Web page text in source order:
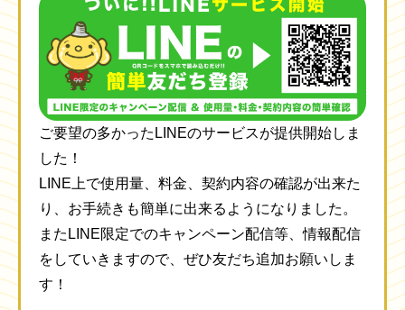
ご要望の多かったLINEのサービスが提供開始しま
した！
LINE上で使用量、料金、契約内容の確認が出来た
り、お手続きも簡単に出来るようになりました。
またLINE限定でのキャンペーン配信等、情報配信
をしていきますので、ぜひ友だち追加お願いしま
す！